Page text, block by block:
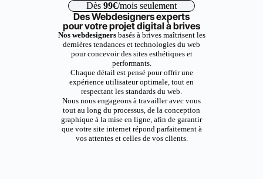
Dès 99€/mois seulement
Des Webdesigners experts
pour votre projet digital à brives
Nos webdesignersbasés à brives maîtrisent les
dernières tendances et technologies du web
pour concevoir des sites esthétiques et
performants.
Chaque détail est pensé pour offrir une
expérience utilisateur optimale, tout en
respectant les standards du web.
Nous nous engageons à travailler avec vous
tout au long du processus, de la conception
graphique à la mise en ligne, afin de garantir
que votre site internet répond parfaitement à
vos attentes et celles de vos clients.